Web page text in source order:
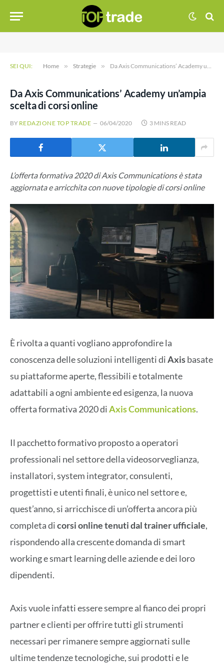
SEI QUI: Home » Strategie » Da Axis Communications’ Academy un’ampia scelta di corsi online
Da Axis Communications’ Academy un’ampia
scelta di corsi online
BY REDAZIONE TOP TRADE 06/04/2020 3 MINS READ
L’offerta formativa 2020 di Axis Communications è stata
aggiornata e arricchita con nuove tipologie di corsi online
È rivolta a quanti vogliano approfondire la
conoscenza delle soluzioni intelligenti diAxisbasate
su piattaforme aperte, flessibili e totalmente
adattabili a ogni ambiente ed esigenza, la nuova
offerta formativa 2020 diAxis Communications.
Il pacchetto formativo proposto a operatori
professionali nel settore della videosorveglianza,
installatori, system integrator, consulenti,
progettisti e utenti finali, è unico nel settore e,
quest’anno, si arricchisce di un’offerta ancora più
completa dicorsi online tenuti dal trainer ufficiale,
rispondendo alla crescente domanda di smart
working e smart learning delle aziende e dei loro
dipendenti.
Axis vuole infatti essere sempre al fianco dei propri
partner e clienti per offrire tutti gli strumenti
necessari per rimanere sempre aggiornati sulle
ultime tendenze tecnologiche, sui prodotti e le